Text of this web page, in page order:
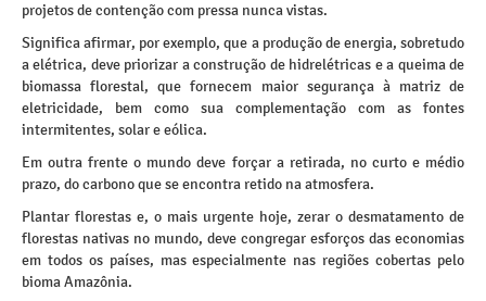
projetos de contenção com pressa nunca vistas.
Significa afirmar, por exemplo, que a produção de energia, sobretudo
a elétrica, deve priorizar a construção de hidrelétricas e a queima de
biomassa florestal, que fornecem maior segurança à matriz de
eletricidade, bem como sua complementação com as fontes
intermitentes, solar e eólica.
Em outra frente o mundo deve forçar a retirada, no curto e médio
prazo, do carbono que se encontra retido na atmosfera.
Plantar florestas e, o mais urgente hoje, zerar o desmatamento de
florestas nativas no mundo, deve congregar esforços das economias
em todos os países, mas especialmente nas regiões cobertas pelo
bioma Amazônia.